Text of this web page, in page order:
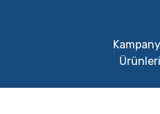
Ürünleri